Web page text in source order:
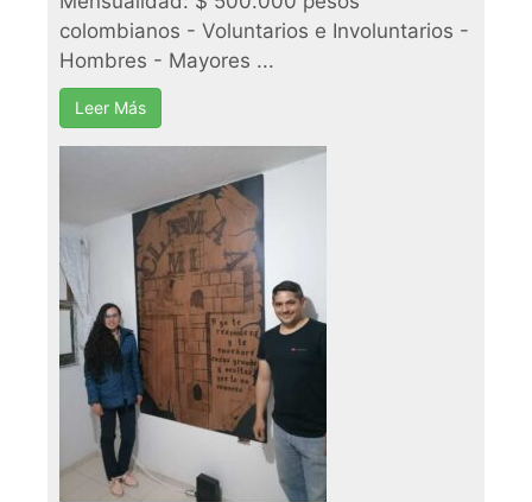
colombianos - Voluntarios e Involuntarios -
Hombres - Mayores ...
Leer Más